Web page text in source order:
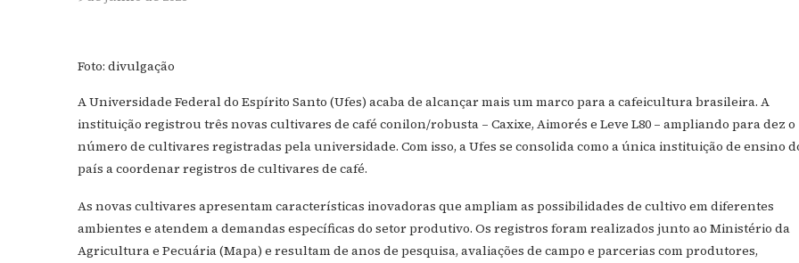
Foto: divulgação
A Universidade Federal do Espírito Santo (Ufes) acaba de alcançar mais um marco para a cafeicultura brasileira. A
instituição registrou três novas cultivares de café conilon/robusta – Caxixe, Aimorés e Leve L80 – ampliando para dez o
número de cultivares registradas pela universidade. Com isso, a Ufes se consolida como a única instituição de ensino
país a coordenar registros de cultivares de café.
As novas cultivares apresentam características inovadoras que ampliam as possibilidades de cultivo em diferentes
ambientes e atendem a demandas específicas do setor produtivo. Os registros foram realizados junto ao Ministério da
Agricultura e Pecuária (Mapa) e resultam de anos de pesquisa, avaliações de campo e parcerias com produtores,